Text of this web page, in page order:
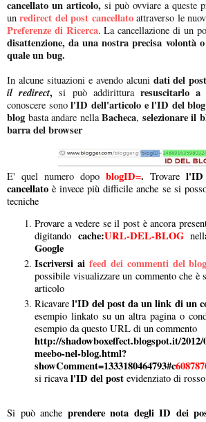
cancellato un articolo, si può ovviare a queste
unredirect del post cancellatoattraverso le
Preferenze di Ricerca. La cancellazione di un
disattenzione, da una nostra precisa volontà
quale un bug.
In alcune situazioni e avendo alcunidati del
il redirect, si può addirittura resuscitarlo
conoscere sonol'ID dell'articolo e l'ID del blog
blog basta andare nellaBacheca, selezionare il
barra del browser
E' quel numero dopo blogID=. Trovare l'ID
cancellato è invece più difficile anche se si
tecniche
Provare a vedere se il post è ancora
digitando cache:URL-DEL-BLOG
Google
Iscriversi ai feed dei commenti del blog
possibile visualizzare un commento che è
articolo
Ricavarel'ID del post da un link di un
esempio linkato su un altra pagina o
esempio da questo URL di un commento
http://shadowboxeffect.blogspot.it/
meebo-nel-blog.html?
showComment=1333180464793#c
si ricava l'ID del post evidenziato di rosso
Si può anche prendere nota degli ID dei